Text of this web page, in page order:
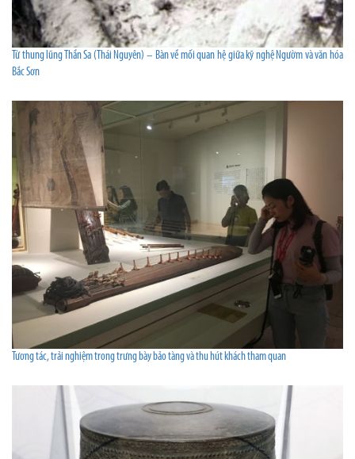
Từ thung lũng Thần Sa (Thái Nguyên) – Bàn về mối quan hệ giữa kỹ nghệ Ngườm và văn hóa
Bắc Sơn
Tương tác, trải nghiệm trong trưng bày bảo tàng và thu hút khách tham quan